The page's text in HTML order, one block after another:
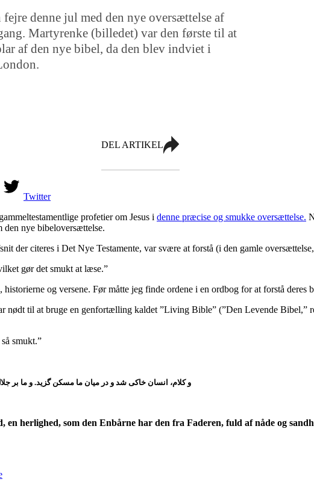
denne jul med den nye oversættelse af
Martyrenke (billedet) var den første til at
af den nye bibel, da den blev indviet i
DEL ARTIKEL
Twitter
profetier om Jesus i denne præcise og smukke oversættelse.
den nye bibeloversættelse.
der citeres i Det Nye Testamente, var svære at forstå (i den gamle
gør det smukt at læse.”
og versene. Før måtte jeg finde ordene i en ordbog for at forstå deres
nødt til at bruge en genfortælling kaldet ”Living Bible” (”Den Levende Bibel,”
smukt.”
و کلام، انسان خاکی شد و در میان ما مسکن گزید. و ما بر
en herlighed, som den Enbårne har den fra Faderen, fuld af nåde og